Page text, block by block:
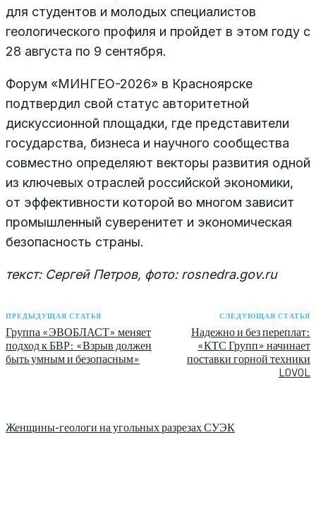
для студентов и молодых специалистов
геологического профиля и пройдет в этом году с
28 августа по 9 сентября.
Форум «МИНГЕО-2026» в Красноярске
подтвердил свой статус авторитетной
дискуссионной площадки, где представители
государства, бизнеса и научного сообщества
совместно определяют векторы развития одной
из ключевых отраслей российской экономики,
от эффективности которой во многом зависит
промышленный суверенитет и экономическая
безопасность страны.
текст: Сергей Петров, фото: rosnedra.gov.ru
ПРЕДЫДУЩАЯ СТАТЬЯ
Группа «ЭВОБЛАСТ» меняет
подход к БВР: «Взрыв должен
быть умным и безопасным»
СЛЕДУЮЩАЯ СТАТЬЯ
Надежно и без переплат:
«КТС Групп» начинает
поставки горной техники
LOVOL
Женщины-геологи на угольных разрезах СУЭК